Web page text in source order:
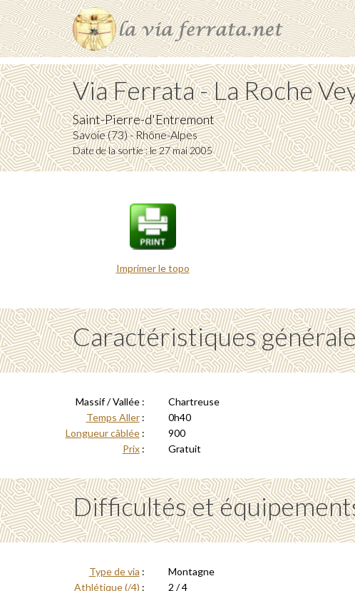
Via Ferrata - La Roche
Saint-Pierre-d'Entremont
Savoie (73) - Rhône-Alpes
Date de la sortie : le 27 mai 2005
Imprimer le topo
Caractéristiques
Massif / Vallée : Chartreuse
Temps Aller: 0h40
Longueur câblée: 900
Prix: Gratuit
Difficultés et
Type de via : Montagne
Athlétique (/4) : 2 / 4